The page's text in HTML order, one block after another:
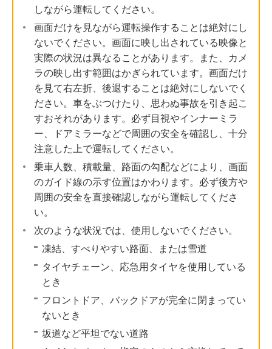
しながら運転してください。
画面だけを見ながら運転操作することは絶対にし
ないでください。画面に映し出されている映像と
実際の状況は異なることがあります。また、カメ
ラの映し出す範囲はかぎられています。画面だけ
を見て右左折、後退することは絶対にしないでく
ださい。車をぶつけたり、思わぬ事故を引き起こ
すおそれがあります。必ず目視やインナーミラ
ー、ドアミラーなどで周囲の安全を確認し、十分
注意した上で運転してください。
乗車人数、積載量、路面の勾配などにより、画面
のガイド線の示す位置はかわります。必ず後方や
周囲の安全を直接確認しながら運転してくださ
い。
次のような状況では、使用しないでください。
凍結、すべりやすい路面、または雪道
タイヤチェーン、応急用タイヤを使用している
とき
フロントドア、バックドアが完全に閉まってい
ないとき
坂道など平坦でない道路